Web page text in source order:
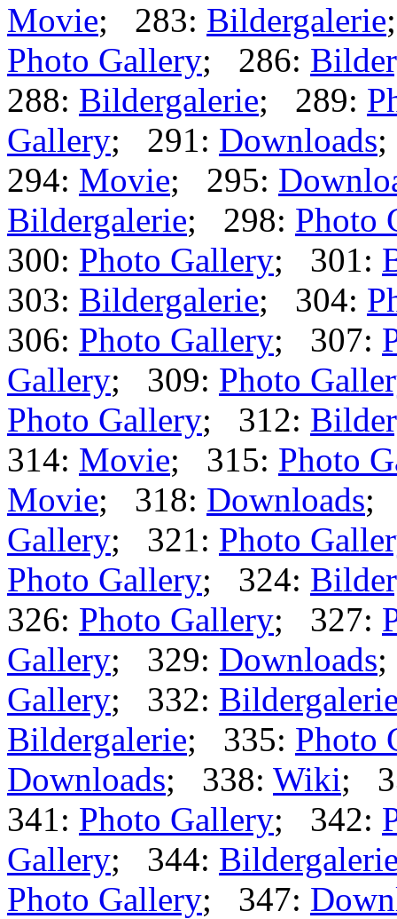
Movie; 283: Bildergalerie
Photo Gallery; 286:
288: Bildergalerie; 289:
Gallery; 291: Downloads
294: Movie; 295:
Bildergalerie; 298: Photo
300: Photo Gallery; 301:
303: Bildergalerie; 304:
306: Photo Gallery; 307:
Gallery; 309: Photo
Photo Gallery; 312:
314: Movie; 315: Photo
Movie; 318: Downloads;
Gallery; 321: Photo
Photo Gallery; 324:
326: Photo Gallery; 327:
Gallery; 329: Downloads
Gallery; 332:
Bildergalerie; 335: Photo
Downloads; 338: Wiki;
341: Photo Gallery; 342:
Gallery; 344:
Photo Gallery; 347: